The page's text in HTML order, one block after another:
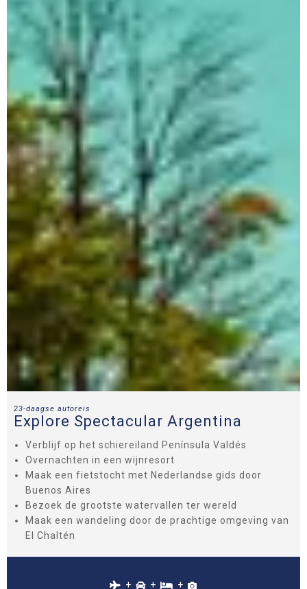
23-daagse autoreis
Explore Spectacular Argentina
Verblijf op het schiereiland Península Valdés
Overnachten in een wijnresort
Maak een fietstocht met Nederlandse gids door
Buenos Aires
Bezoek de grootste watervallen ter wereld
Maak een wandeling door de prachtige omgeving van
El Chaltén
+ + +